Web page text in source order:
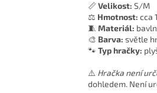
📏 Velikost: S/M
⚖️ Hmotnost: cca
🧵 Materiál:
🎨 Barva: světle
🐾 Typ hračky:
⚠️ Hračka není
dohledem. Není